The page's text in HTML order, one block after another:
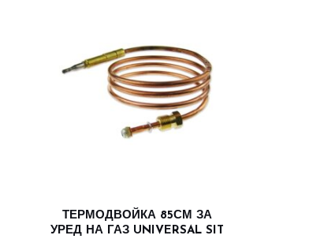
ТЕРМОДВОЙКА 85СМ ЗА
УРЕД НА ГАЗ UNIVERSAL SIT